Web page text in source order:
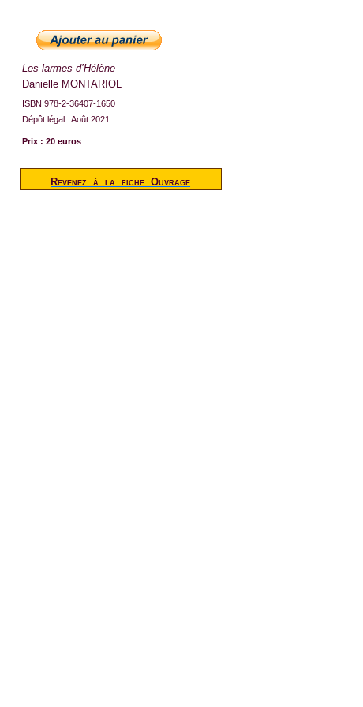
Les larmes d’Hélène
Danielle MONTARIOL
ISBN 978-2-36407-1650
Dépôt légal : Août 2021
Prix : 20 euros
Revenez à la fiche Ouvrage